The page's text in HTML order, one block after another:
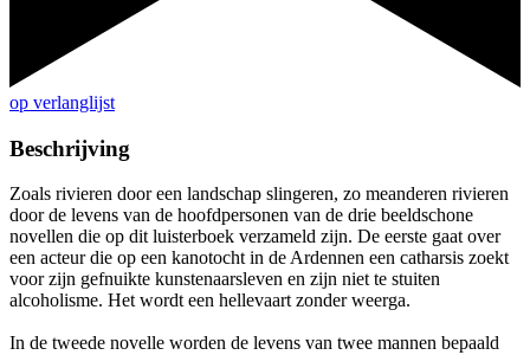
op verlanglijst
Beschrijving
Zoals rivieren door een landschap slingeren, zo meanderen rivieren
door de levens van de hoofdpersonen van de drie beeldschone
novellen die op dit luisterboek verzameld zijn. De eerste gaat over
een acteur die op een kanotocht in de Ardennen een catharsis zoekt
voor zijn gefnuikte kunstenaarsleven en zijn niet te stuiten
alcoholisme. Het wordt een hellevaart zonder weerga.
In de tweede novelle worden de levens van twee mannen bepaald